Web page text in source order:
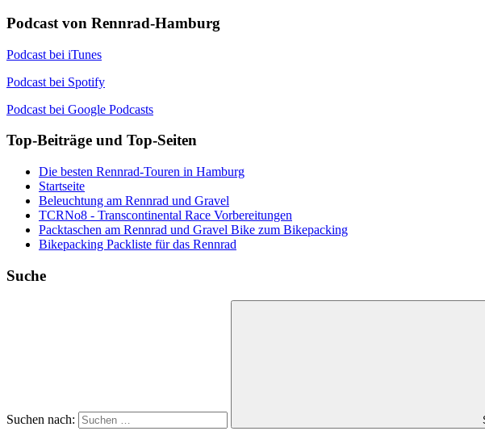
Podcast von Rennrad-Hamburg
Podcast bei iTunes
Podcast bei Spotify
Podcast bei Google Podcasts
Top-Beiträge und Top-Seiten
Die besten Rennrad-Touren in Hamburg
Startseite
Beleuchtung am Rennrad und Gravel
TCRNo8 - Transcontinental Race Vorbereitungen
Packtaschen am Rennrad und Gravel Bike zum Bikepacking
Bikepacking Packliste für das Rennrad
Suche
Suchen nach: